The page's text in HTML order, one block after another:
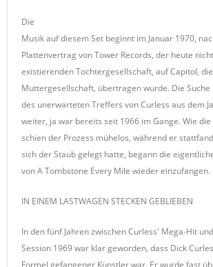
Die
Musik auf diesem Set beginnt im Januar 1970,
Plattenvertrag von Tower Records, der heute
existierenden Tochtergesellschaft, auf Capitol, die
Muttergesellschaft, übertragen wurde. Die
des unerwarteten Treffers von Curless aus dem
weiter, ja war bereits seit 1966 im Gange. Wie
schien der Prozess mühelos, während er
sich der Staub gelegt hatte, begann die
von A Tombstone Every Mile wieder einzufangen.
IN EINEM LASTWAGEN STECKEN GEBLIEBEN
In den fünf Jahren zwischen Curless' Mega-Hit
Session 1969 war klar geworden, dass Dick